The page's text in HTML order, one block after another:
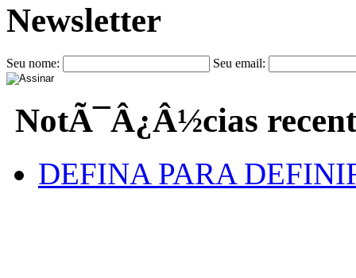
Newsletter
Seu nome: Seu email:
NotÃ¯Â¿Â½cias
DEFINA PARA